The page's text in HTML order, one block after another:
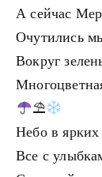
А сейчас
Очутились
Вокруг
⛱
Небо в ярких
Все с